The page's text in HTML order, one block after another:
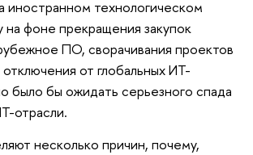
иностранном технологическом
фоне прекращения закупок
ПО, сворачивания проектов
от глобальных ИТ-
было бы ожидать серьезного спада
отрасли.
несколько причин, почему,